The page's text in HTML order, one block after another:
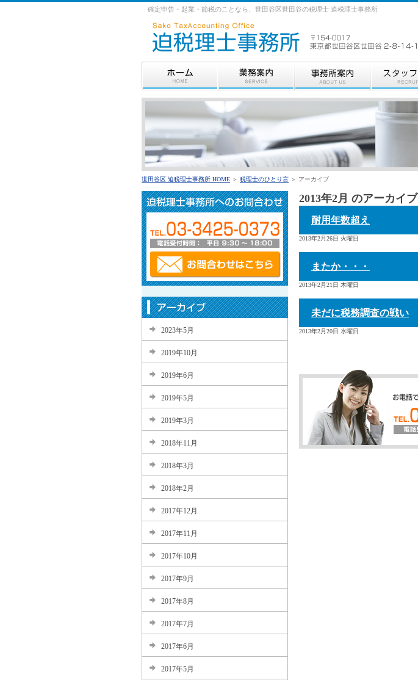
確定申告・起業・節税のことなら、世田谷区世田谷の税理士 迫税理士事務所
世田谷区 迫税理士事務所 HOME ＞ 税理士のひとり言 ＞ アーカイブ
2023年5月
2019年10月
2019年6月
2019年5月
2019年3月
2018年11月
2018年3月
2018年2月
2017年12月
2017年11月
2017年10月
2017年9月
2017年8月
2017年7月
2017年6月
2017年5月
2013年2月 のアーカイブ
耐用年数超え
2013年2月26日 火曜日
またか・・・
2013年2月21日 木曜日
未だに税務調査の戦い
2013年2月20日 水曜日